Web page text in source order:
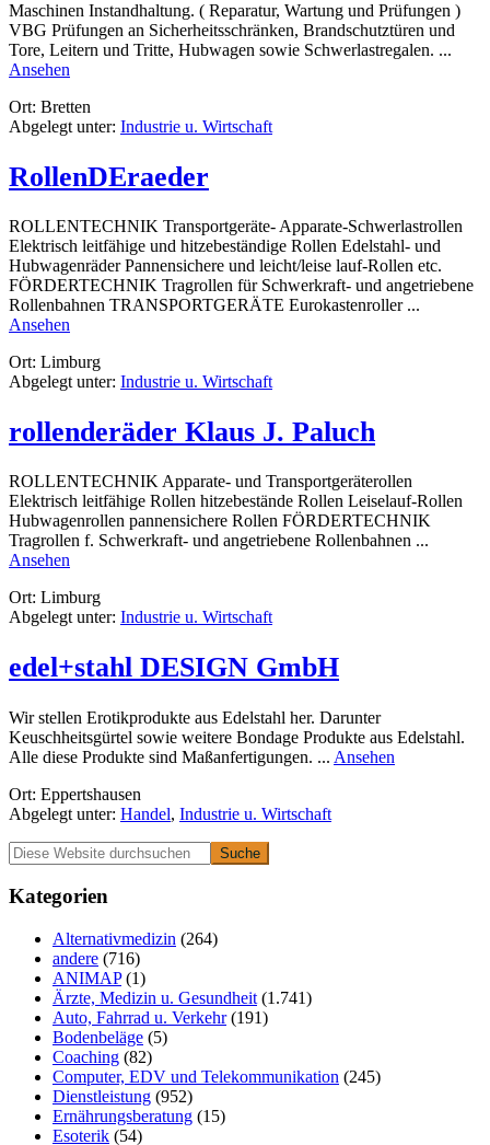
Maschinen Instandhaltung. ( Reparatur, Wartung und Prüfungen )
VBG Prüfungen an Sicherheitsschränken, Brandschutztüren und
Tore, Leitern und Tritte, Hubwagen sowie Schwerlastregalen. ...
Ansehen
Dienstleistungsservice
GmbH
Ort: Bretten
Abgelegt unter: Industrie u. Wirtschaft
RollenDEraeder
ROLLENTECHNIK Transportgeräte- Apparate-Schwerlastrollen
Elektrisch leitfähige und hitzebeständige Rollen Edelstahl- und
Hubwagenräder Pannensichere und leicht/leise lauf-Rollen etc.
FÖRDERTECHNIK Tragrollen für Schwerkraft- und angetriebene
Rollenbahnen TRANSPORTGERÄTE Eurokastenroller ...
Ansehen
Ort: Limburg
Abgelegt unter: Industrie u. Wirtschaft
rollenderäder Klaus J. Paluch
ROLLENTECHNIK Apparate- und Transportgeräterollen
Elektrisch leitfähige Rollen hitzebestände Rollen Leiselauf-Rollen
Hubwagenrollen pannensichere Rollen FÖRDERTECHNIK
Tragrollen f. Schwerkraft- und angetriebene Rollenbahnen ...
Ansehen
Klaus
J.
Ort: Limburg
Abgelegt unter: Industrie u. Wirtschaft
edel+stahl DESIGN GmbH
Wir stellen Erotikprodukte aus Edelstahl her. Darunter
Keuschheitsgürtel sowie weitere Bondage Produkte aus Edelstahl.
Alle diese Produkte sind Maßanfertigungen. ... Ansehen
Ort: Eppertshausen
Abgelegt unter: Handel, Industrie u. Wirtschaft
Primäre
Seitenleiste
Diese
Website
durchsuchen
Kategorien
Alternativmedizin (264)
andere (716)
ANIMAP(1)
Ärzte, Medizin u. Gesundheit (1.741)
Auto, Fahrrad u. Verkehr(191)
Bodenbeläge (5)
Coaching (82)
Computer, EDV und Telekommunikation (245)
Dienstleistung (952)
Ernährungsberatung (15)
Esoterik (54)